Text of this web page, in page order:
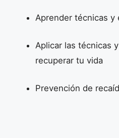
Aprender técnicas y
Aplicar las técnicas
recuperar tu vida
Prevención de